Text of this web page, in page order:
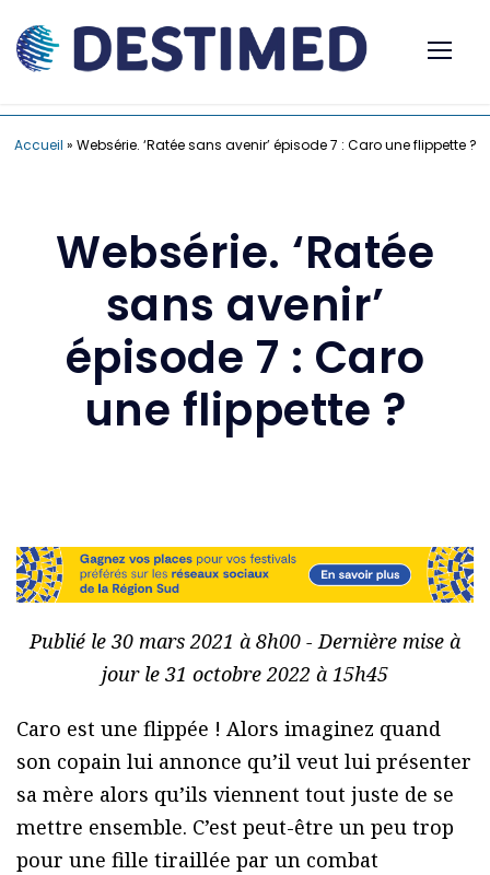
Accueil » Websérie. ‘Ratée sans avenir’ épisode 7 : Caro une flippette ?
Websérie. ‘Ratée
sans avenir’
épisode 7 : Caro
une flippette ?
Publié le 30 mars 2021 à 8h00 - Dernière mise à
jour le 31 octobre 2022 à 15h45
Caro est une flippée ! Alors imaginez quand
son copain lui annonce qu’il veut lui présenter
sa mère alors qu’ils viennent tout juste de se
mettre ensemble. C’est peut-être un peu trop
pour une fille tiraillée par un combat